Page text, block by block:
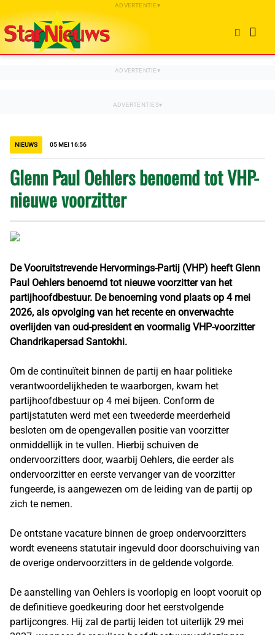
NIEUWS 05 MEI 16:56
Glenn Paul Oehlers benoemd tot VHP-
nieuwe voorzitter
De Vooruitstrevende Hervormings-Partij (VHP) heeft Glenn
Paul Oehlers benoemd tot nieuwe voorzitter van het
partijhoofdbestuur. De benoeming vond plaats op 4 mei
2026, als opvolging van het recente en onverwachte
overlijden van oud-president en voormalig VHP-voorzitter
Chandrikapersad Santokhi.
Om de continuïteit binnen de partij en haar politieke
verantwoordelijkheden te waarborgen, kwam het
partijhoofdbestuur op 4 mei bijeen. Conform de
partijstatuten werd met een tweederde meerderheid
besloten om de opengevallen positie van voorzitter
onmiddellijk in te vullen. Hierbij schuiven de
ondervoorzitters door, waarbij Oehlers, die eerder als
ondervoorzitter en eerste vervanger van de voorzitter
fungeerde, is aangewezen om de leiding van de partij op
zich te nemen.
De ontstane vacature binnen de groep ondervoorzitters
wordt eveneens statutair ingevuld door doorschuiving van
de overige ondervoorzitters in de geldende volgorde.
De aanstelling van Oehlers is voorlopig en loopt vooruit op
de definitieve goedkeuring door het eerstvolgende
partijcongres. Hij zal de partij leiden tot uiterlijk 29 mei